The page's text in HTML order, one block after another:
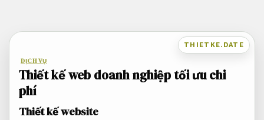
THIETKE.DATE
DỊCH VỤ
Thiết kế web doanh nghiệp tối ưu chi
phí
Thiết kế website